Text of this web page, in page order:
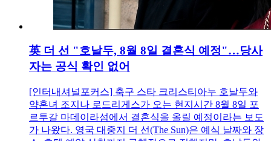
英 더 선 "호날두, 8월 8일 결혼식 예정"…당사
자는 공식 확인 없어
[인터내셔널포커스] 축구 스타 크리스티아누 호날두와
약혼녀 조지나 로드리게스가 오는 현지시간 8월 8일 포
르투갈 마데이라섬에서 결혼식을 올릴 예정이라는 보도
가 나왔다. 영국 대중지 더 선(The Sun)은 예식 날짜와 장